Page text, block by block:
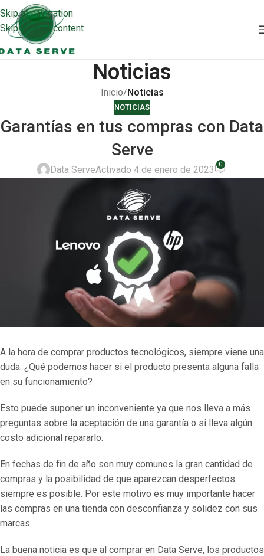
Skip to navigation
Skip to main content
Noticias
Inicio/Noticias
NOTICIAS
Garantías en tus compras con Data
Serve
Data ServeActivado 4 de enero de 2023 0
A la hora de comprar productos tecnológicos, siempre viene una
duda: ¿Qué podemos hacer si el producto presenta alguna falla
en su funcionamiento?
Esto puede suponer un inconveniente ya que nos lleva a más
preguntas sobre la aceptación de una garantía o si lleva algún
costo adicional repararlo.
En fechas de fin de año son muy comunes la gran cantidad de
compras y la posibilidad de que aparezcan desperfectos
siempre es posible. Por este motivo es muy importante hacer
las compras en una tienda con desconfianza y solidez con sus
marcas.
La buena noticia es que al comprar en Data Serve, los productos